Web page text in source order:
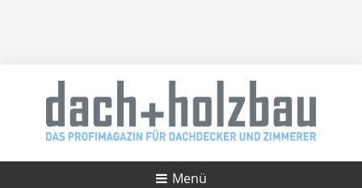
Menü